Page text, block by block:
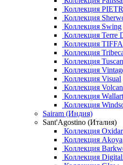
Коллекция
Коллекция
Коллекция Swing
Коллекция Terre
Коллекция
Коллекция
Коллекция
Коллекция
Коллекция Visual
Коллекция
Коллекция Wallart
Коллекция
Sairam (Индия)
Sant'Agostino (Италия)
Коллекция
Коллекция Akoya
Коллекция
Коллекция